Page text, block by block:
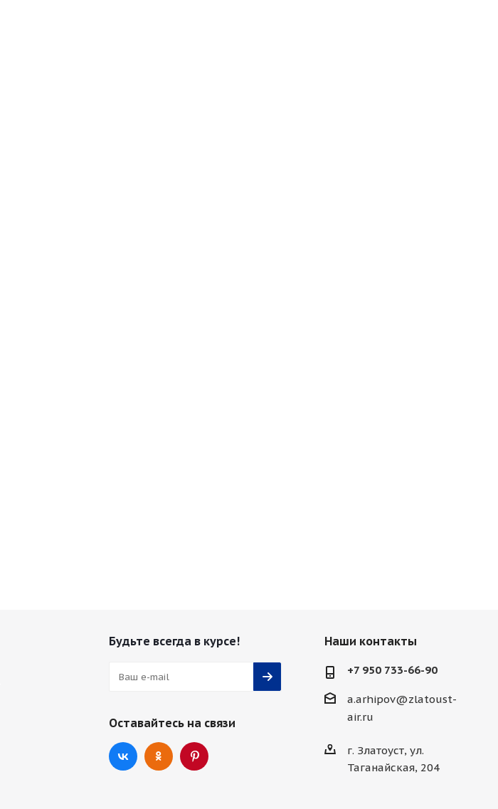
Будьте всегда в курсе!
Оставайтесь на связи
Наши контакты
+7 950 733-66-90
a.arhipov@zlatoust-
air.ru
г. Златоуст, ул.
Таганайская, 204